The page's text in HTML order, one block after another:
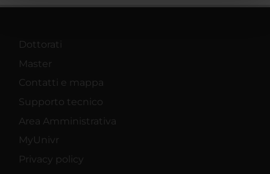
pubblicità e social media, i quali potrebbero combinarle
raccolto dal tuo utilizzo dei loro servizi.
Dottorati
Master
Contatti e mappa
Supporto tecnico
Area Amministrativa
MyUnivr
Privacy policy